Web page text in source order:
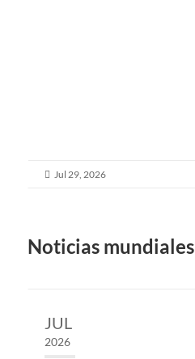
 Jul 29, 2026
Noticias mundiales
JUL
2026